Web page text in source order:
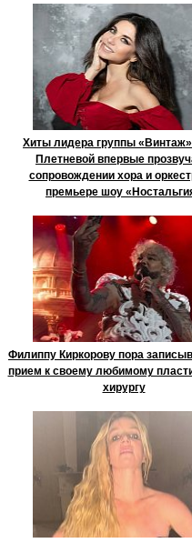
Хиты лидера группы
Плетневой впервые
сопровождении хора и
премьере шоу
Филиппу Киркорову пора
прием к своему любимому
хирургу